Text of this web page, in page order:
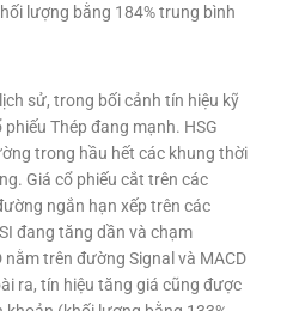
lượng bằng 184% trung bình
sử, trong bối cảnh tín hiệu kỹ
Thép đang mạnh. HSG
trong hầu hết các khung thời
Giá cổ phiếu cắt trên các
ngắn hạn xếp trên các
đang tăng dần và chạm
trên đường Signal và MACD
ra, tín hiệu tăng giá cũng được